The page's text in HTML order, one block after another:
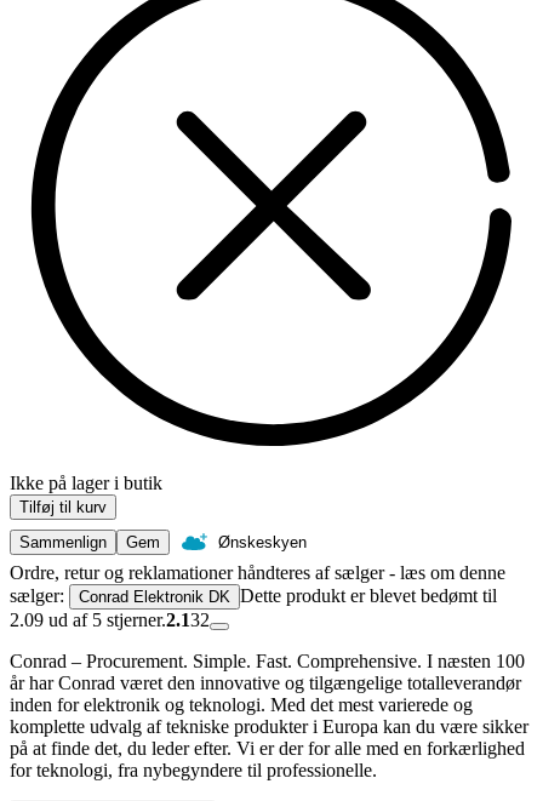
Ikke på lager i butik
Tilføj til kurv
Sammenlign
Gem Ønskeskyen
Ordre, retur og reklamationer håndteres af sælger - læs om denne
sælger:
Conrad Elektronik DK Dette produkt er blevet bedømt til
2.09 ud af 5 stjerner.2.132
Conrad – Procurement. Simple. Fast. Comprehensive. I næsten 100
år har Conrad været den innovative og tilgængelige totalleverandør
inden for elektronik og teknologi. Med det mest varierede og
komplette udvalg af tekniske produkter i Europa kan du være sikker
på at finde det, du leder efter. Vi er der for alle med en forkærlighed
for teknologi, fra nybegyndere til professionelle.